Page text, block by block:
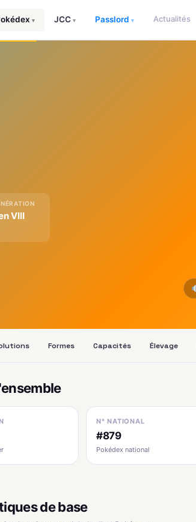
▾ JCC ▾ Passlord ▾ Actualités
VIII
Formes Capacités Élevage
N° NATIONAL
#879
Pokédex national
de base